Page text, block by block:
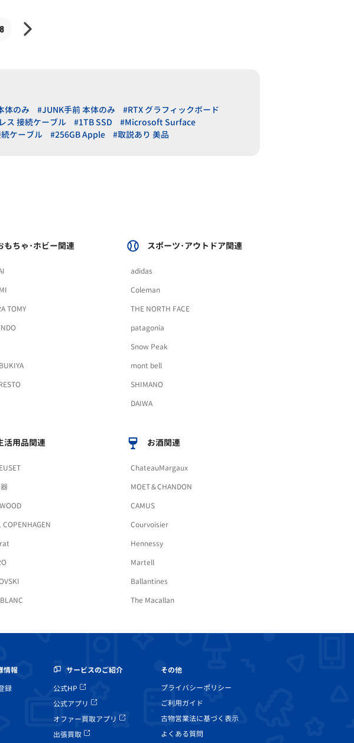
体のみ #JUNK手前 本体のみ
#RTX グラフィックボード
ス 接続ケーブル #1TB SSD
#Microsoft Surface
ケーブル #256GB Apple #取説あり 美品
もちゃ･ホビー関連
TOMY
スポーツ･アウトドア関連
adidas
Coleman
THE NORTH FACE
patagonia
Snow Peak
mont bell
SHIMANO
DAIWA
活用品関連
COPENHAGEN
お酒関連
ChateauMargaux
MOET＆CHANDON
CAMUS
Courvoisier
Hennessy
Martell
Ballantines
The Macallan
情報
録
サービスのご紹介
公式HP
公式アプリ
オファー買取アプリ
出張買取
その他
プライバシーポリシー
ご利用ガイド
古物営業法に基づく表示
よくある質問